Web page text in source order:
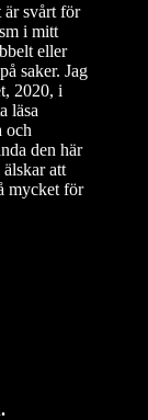
är svårt för
i mitt
eller
saker. Jag
2020, i
läsa
och
den här
att
mycket för